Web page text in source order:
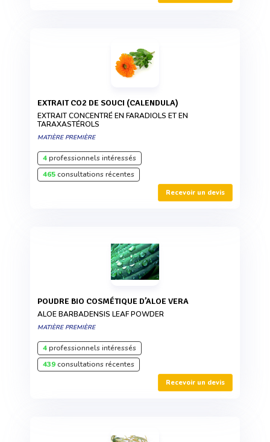
EXTRAIT CO2 DE SOUCI (CALENDULA)
EXTRAIT CONCENTRÉ EN FARADIOLS ET EN
TARAXASTÉROLS
MATIÈRE PREMIÈRE
4professionnels intéressés
465consultations récentes
Recevoir un devis
POUDRE BIO COSMÉTIQUE D’ALOE VERA
ALOE BARBADENSIS LEAF POWDER
MATIÈRE PREMIÈRE
4professionnels intéressés
439consultations récentes
Recevoir un devis